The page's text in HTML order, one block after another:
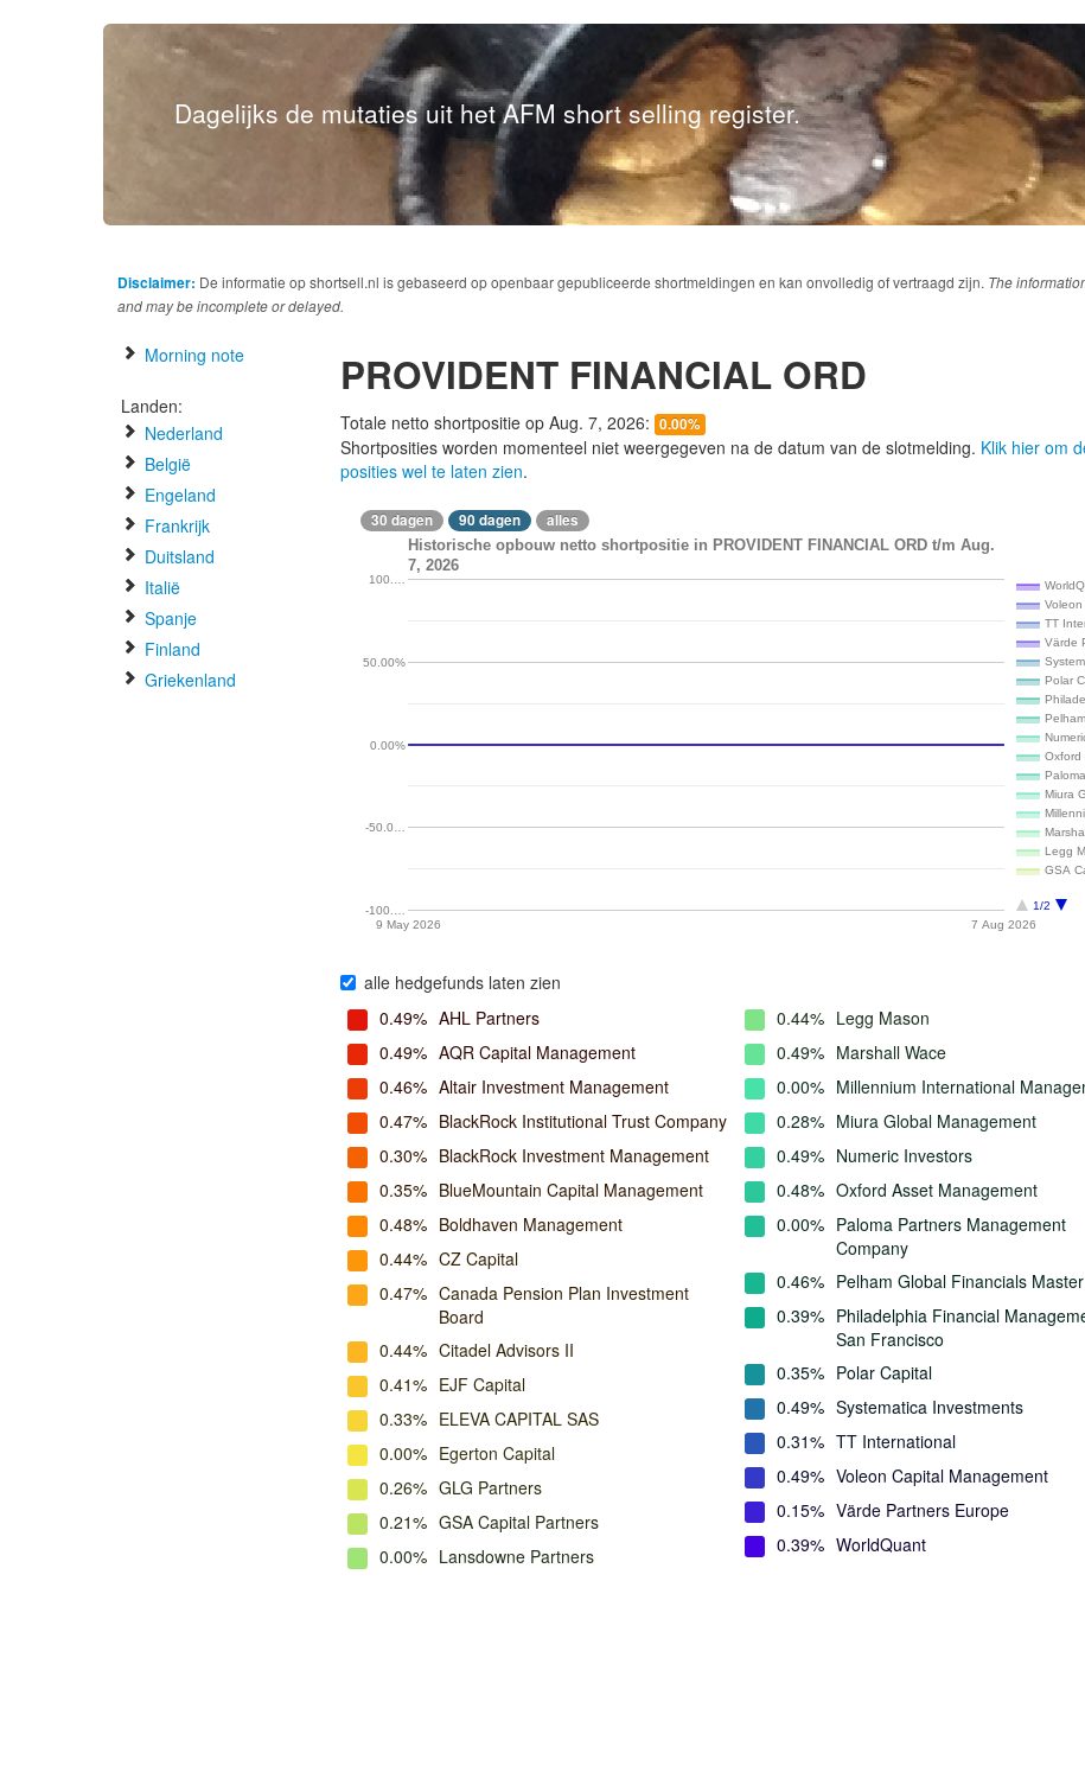
Dagelijks de mutaties uit het AFM short selling register.
Disclaimer: De informatie op shortsell.nl is gebaseerd op openbaar gepubliceerde shortmeldingen en kan onvolledig of vertraagd zijn. The
and may be incomplete or delayed.
Morning note
Landen:
Nederland
België
Engeland
Frankrijk
Duitsland
Italië
Spanje
Finland
Griekenland
PROVIDENT FINANCIAL ORD
Totale netto shortpositie op Aug. 7, 2026: 0.00%
Shortposities worden momenteel niet weergegeven na de datum van de slotmelding. Klik hier om
posities wel te laten zien.
30 dagen 90 dagen alles
Historische opbouw netto shortpositie in PROVIDENT FINANCIAL ORD t/m Aug.
7, 2026
Voleon
TT
Värde
Polar
Oxford
Miura
Legg
GSA
1/2
9 May 2026
7 Aug 2026
-100.…
-50.0…
0.00%
50.00%
100.…
alle hedgefunds laten zien
0.49% AHL Partners
0.49% AQR Capital Management
0.46% Altair Investment Management
0.47% BlackRock Institutional Trust Company
0.30% BlackRock Investment Management
0.35% BlueMountain Capital Management
0.48% Boldhaven Management
0.44% CZ Capital
0.47% Canada Pension Plan Investment
Board
0.44% Citadel Advisors II
0.41% EJF Capital
0.33% ELEVA CAPITAL SAS
0.00% Egerton Capital
0.26% GLG Partners
0.21% GSA Capital Partners
0.00% Lansdowne Partners
0.44% Legg Mason
0.49% Marshall Wace
0.00% Millennium International
0.28% Miura Global Management
0.49% Numeric Investors
0.48% Oxford Asset Management
0.00% Paloma Partners Management
Company
0.46% Pelham Global Financials
0.39% Philadelphia Financial
San Francisco
0.35% Polar Capital
0.49% Systematica Investments
0.31% TT International
0.49% Voleon Capital Management
0.15% Värde Partners Europe
0.39% WorldQuant